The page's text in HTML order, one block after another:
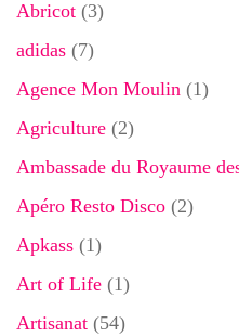
Abricot (3)
adidas (7)
Agence Mon Moulin (1)
Agriculture (2)
Ambassade du Royaume
Apéro Resto Disco (2)
Apkass (1)
Art of Life (1)
Artisanat (54)